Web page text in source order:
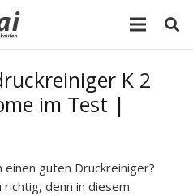
K 2
im Test |
einen guten Druckreiniger?
richtig, denn in diesem